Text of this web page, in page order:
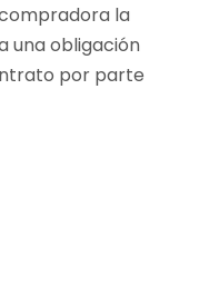
la
una obligación
por parte